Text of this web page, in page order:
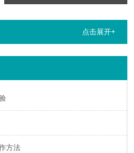
点击展开+
方法